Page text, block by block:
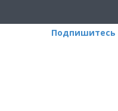
Подпишитесь